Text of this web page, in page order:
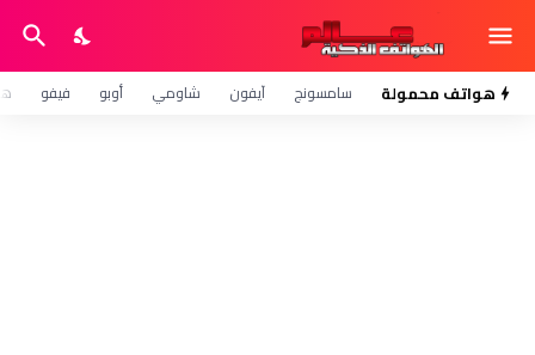
هواتف محمولة سامسونج آيفون شاومي أوبو فيفو